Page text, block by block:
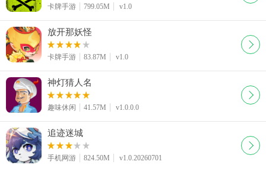
卡牌手游 799.05M v1.0
放开那妖怪
卡牌手游 83.87M v1.0
神灯猜人名
趣味休闲 41.57M v1.0.0.0
追迹迷城
手机网游 824.50M v1.0.20260701